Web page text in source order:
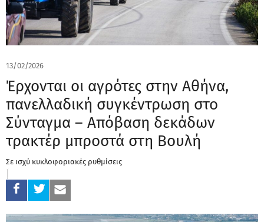
13/02/2026
Έρχονται οι αγρότες στην Αθήνα,
πανελλαδική συγκέντρωση στο
Σύνταγμα – Απόβαση δεκάδων
τρακτέρ μπροστά στη Βουλή
Σε ισχύ κυκλοφοριακές ρυθμίσεις